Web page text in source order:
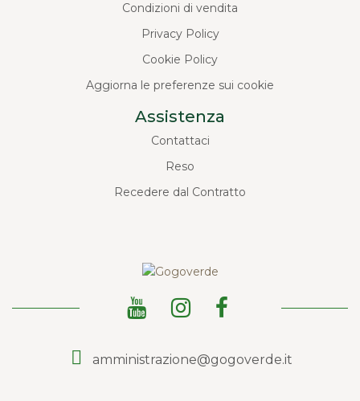
Condizioni di vendita
Privacy Policy
Cookie Policy
Aggiorna le preferenze sui cookie
Assistenza
Contattaci
Reso
Recedere dal Contratto
amministrazione@gogoverde.it